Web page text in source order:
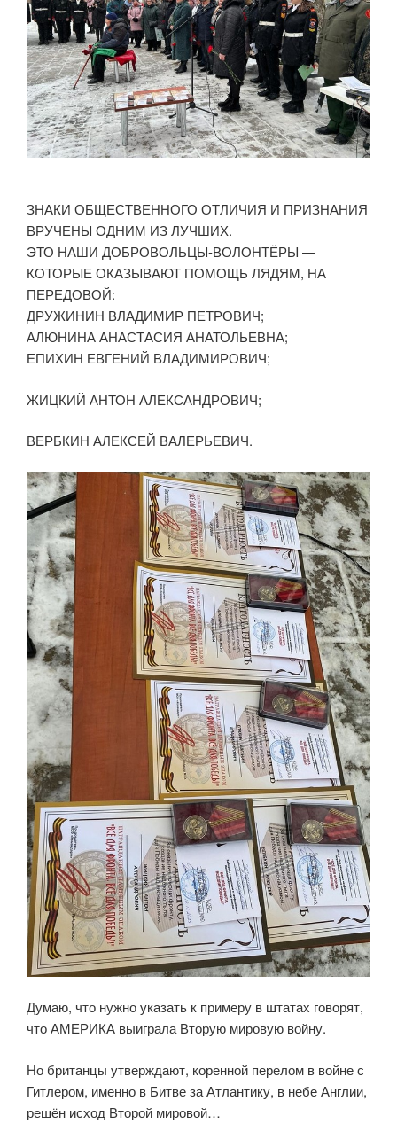
ЗНАКИ ОБЩЕСТВЕННОГО ОТЛИЧИЯ И ПРИЗНАНИЯ
ВРУЧЕНЫ ОДНИМ ИЗ ЛУЧШИХ.
ЭТО НАШИ ДОБРОВОЛЬЦЫ-ВОЛОНТЁРЫ —
КОТОРЫЕ ОКАЗЫВАЮТ ПОМОЩЬ ЛЯДЯМ, НА
ПЕРЕДОВОЙ:
ДРУЖИНИН ВЛАДИМИР ПЕТРОВИЧ;
АЛЮНИНА АНАСТАСИЯ АНАТОЛЬЕВНА;
ЕПИХИН ЕВГЕНИЙ ВЛАДИМИРОВИЧ;
ЖИЦКИЙ АНТОН АЛЕКСАНДРОВИЧ;
ВЕРБКИН АЛЕКСЕЙ ВАЛЕРЬЕВИЧ.
Думаю, что нужно указать к примеру в штатах говорят,
что АМЕРИКА выиграла Вторую мировую войну.
Но британцы утверждают, коренной перелом в войне с
Гитлером, именно в Битве за Атлантику, в небе Англии,
решён исход Второй мировой…